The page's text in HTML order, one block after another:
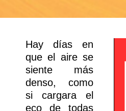
Hay días en
que el aire se
siente más
denso, como
si cargara el
eco de todas